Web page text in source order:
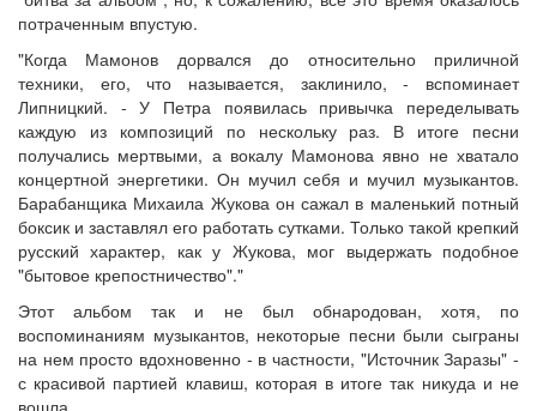
потраченным впустую.
"Когда Мамонов дорвался до относительно приличной
техники, его, что называется, заклинило, - вспоминает
Липницкий. - У Петра появилась привычка переделывать
каждую из композиций по нескольку раз. В итоге песни
получались мертвыми, а вокалу Мамонова явно не хватало
концертной энергетики. Он мучил себя и мучил музыкантов.
Барабанщика Михаила Жукова он сажал в маленький потный
боксик и заставлял его работать сутками. Только такой крепкий
русский характер, как у Жукова, мог выдержать подобное
"бытовое крепостничество"."
Этот альбом так и не был обнародован, хотя, по
воспоминаниям музыкантов, некоторые песни были сыграны
на нем просто вдохновенно - в частности, "Источник Заразы" -
с красивой партией клавиш, которая в итоге так никуда и не
вошла.